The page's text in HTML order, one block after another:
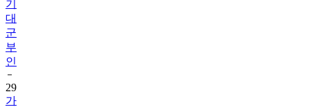
기
대
군
부
인
29
가